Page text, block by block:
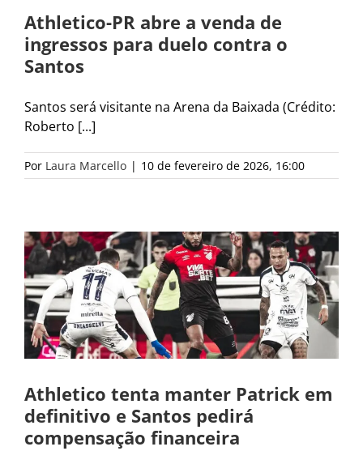
Athletico-PR abre a venda de
ingressos para duelo contra o
Santos
Santos será visitante na Arena da Baixada (Crédito:
Roberto [...]
Por Laura Marcello | 10 de fevereiro de 2026, 16:00
Athletico tenta manter Patrick em
definitivo e Santos pedirá
compensação financeira